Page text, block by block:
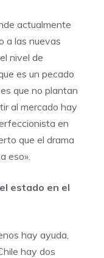
actualmente
a las nuevas
nivel de
es un pecado
que no plantan
al mercado hay
en
que el drama
eso».
estado en el
hay ayuda,
hay dos